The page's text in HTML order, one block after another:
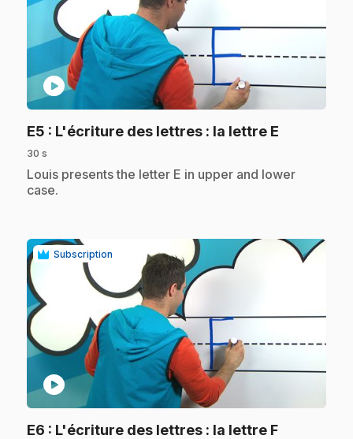
play_circle
E5 : L'écriture des lettres : la lettre E
30 s
.Louis presents the letter E in upper and lower
case.
Subscription
play_circle
E6 : L'écriture des lettres : la lettre F.